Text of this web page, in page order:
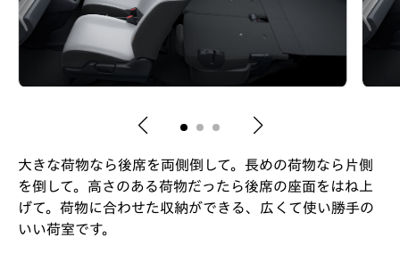
大きな荷物なら後席を両側倒して。長めの荷物なら片側
を倒して。高さのある荷物だったら後席の座面をはね上
げて。荷物に合わせた収納ができる、広くて使い勝手の
いい荷室です。